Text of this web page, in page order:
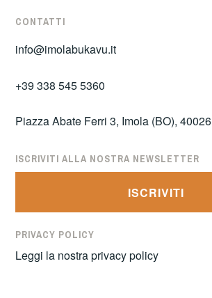
CONTATTI
info@imolabukavu.it
+39 338 545 5360
Piazza Abate Ferri 3, Imola (BO), 40026
ISCRIVITI ALLA NOSTRA NEWSLETTER
ISCRIVITI
PRIVACY POLICY
Leggi la nostraprivacy policy